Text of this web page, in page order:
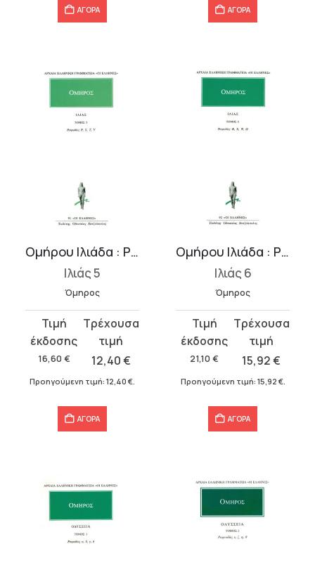
ΑΓΟΡΑ ΑΓΟΡΑ
Ομήρου Ιλιάδα : Ραψωδίες Ρ-Υ
Ιλιάς 5
Όμηρος
16,60 €
Original
price
was:
16,60 €.
12,40€
τρέχουσα
τιμή
είναι:
Προηγούμενη τιμή: 12,40 €.
ΑΓΟΡΑ
Ομήρου Ιλιάδα : Ραψωδίες Φ-Ω
Ιλιάς 6
Όμηρος
21,10 €
Original
price
was:
21,10 €.
15,92€
τρέχουσα
τιμή
είναι:
Προηγούμενη τιμή: 15,92 €.
ΑΓΟΡΑ